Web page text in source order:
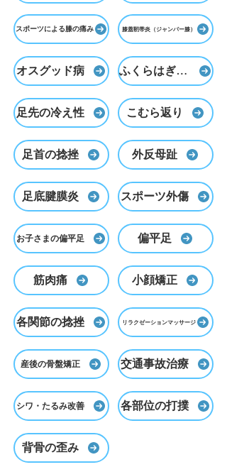
スポーツによる膝の痛み 膝蓋靭帯炎（ジャンパー膝）
オスグッド病 ふくらはぎのむくみ
足先の冷え性 こむら返り
足首の捻挫 外反母趾
足底腱膜炎 スポーツ外傷
お子さまの偏平足 偏平足
筋肉痛 小顔矯正
各関節の捻挫 リラクゼーションマッサージ
産後の骨盤矯正 交通事故治療
シワ・たるみ改善 各部位の打撲
背骨の歪み